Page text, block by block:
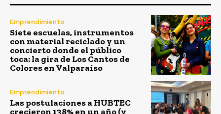
Emprendimiento
Siete escuelas, instrumentos
con material reciclado y un
concierto donde el público
toca: la gira de Los Cantos de
Colores en Valparaíso
Emprendimiento
Las postulaciones a HUBTEC
crecieron 138% en un año (y